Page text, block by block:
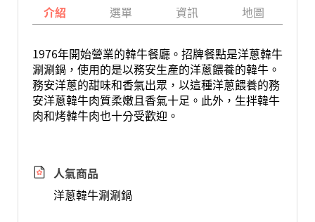
介紹 選單 資訊 地圖
1976年開始營業的韓牛餐廳。招牌餐點是洋蔥韓牛
涮涮鍋，使用的是以務安生產的洋蔥餵養的韓牛。
務安洋蔥的甜味和香氣出眾，以這種洋蔥餵養的務
安洋蔥韓牛肉質柔嫩且香氣十足。此外，生拌韓牛
肉和烤韓牛肉也十分受歡迎。
人氣商品
洋蔥韓牛涮涮鍋